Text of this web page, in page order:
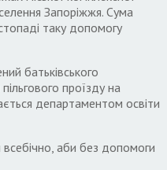
Запоріжжя. Сума
таку допомогу
батьківського
проїзду на
департаментом освіти
, аби без допомоги